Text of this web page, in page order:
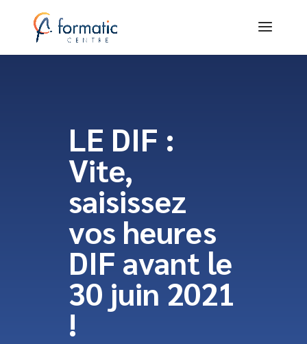
LE DIF :
Vite,
saisissez
vos heures
DIF avant le
30 juin 2021
!